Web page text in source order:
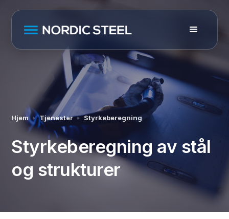
Hjem Tjenester Styrkeberegning
Styrkeberegning av stål
og strukturer